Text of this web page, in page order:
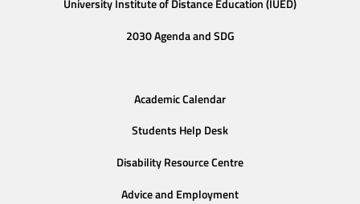
University Institute of Distance Education (IUED)
2030 Agenda and SDG
Academic Calendar
Students Help Desk
Disability Resource Centre
Advice and Employment